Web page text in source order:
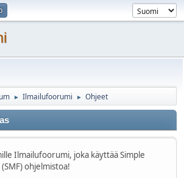
► Ilmailufoorumi ► Ohjeet
Ilmailufoorumi, joka käyttää Simple
ohjelmistoa!